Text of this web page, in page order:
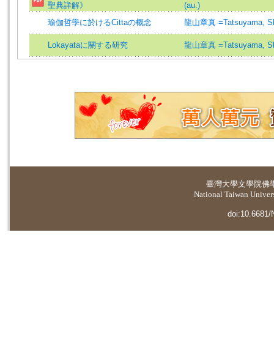
聖典詳解》
(au.)
瑜伽哲學に於けるCittaの概念
龍山章真 =Tatsuyama,
Lokayataに關する研究 龍山章真 =Tatsuyama,
臺灣大學文學院佛
National Taiwan
doi:10.6681/